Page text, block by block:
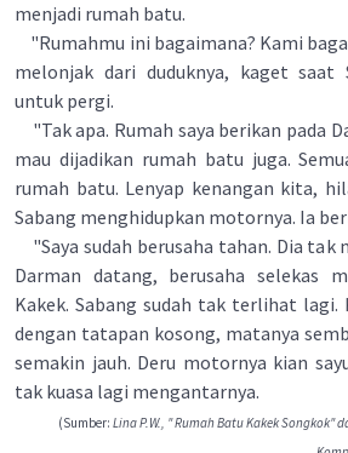
menjadi rumah batu.
"Rumahmu ini bagaimana? Kami
melonjak dari duduknya, kaget saat
untuk pergi.
"Tak apa. Rumah saya berikan pada
mau dijadikan rumah batu juga.
rumah batu. Lenyap kenangan kita,
Sabang menghidupkan motornya. Ia
"Saya sudah berusaha tahan. Dia tak
Darman datang, berusaha selekas
Kakek. Sabang sudah tak terlihat lagi.
dengan tatapan kosong, matanya
semakin jauh. Deru motornya kian
tak kuasa lagi mengantarnya.
(Sumber: Lina P.W., " Rumah Batu Kakek Songkok"